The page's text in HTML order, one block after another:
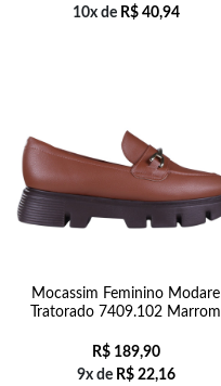
10x de R$40,94
Mocassim Feminino Modare
Tratorado 7409.102 Marrom
R$189,90
9x de R$22,16